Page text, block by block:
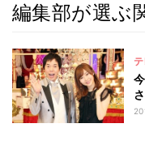
編集部が選ぶ